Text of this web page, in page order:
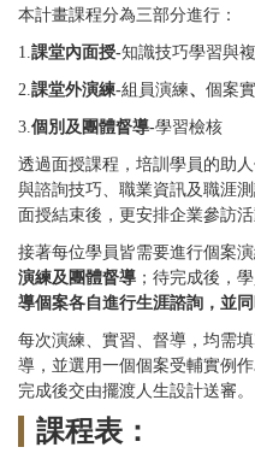
本計畫課程分為三部分進行：
1.課堂內面授-知識技巧學習與
2.課堂外演練-組員演練、 個案
3.個別及團體督導-學習檢核
透過面授課程，培訓學員的助
與諮詢技巧、職業資訊及職涯
面授結束後，更安排企業參訪
接著每位學員皆需要進行個案
演練及團體督導 ；待完成後，
導個案各自進行生涯諮詢，並同
每次演練、實習、督導，均需
導，並選用一個個案受輔實例
完成後交由擺渡人生設計送審。
課程表：